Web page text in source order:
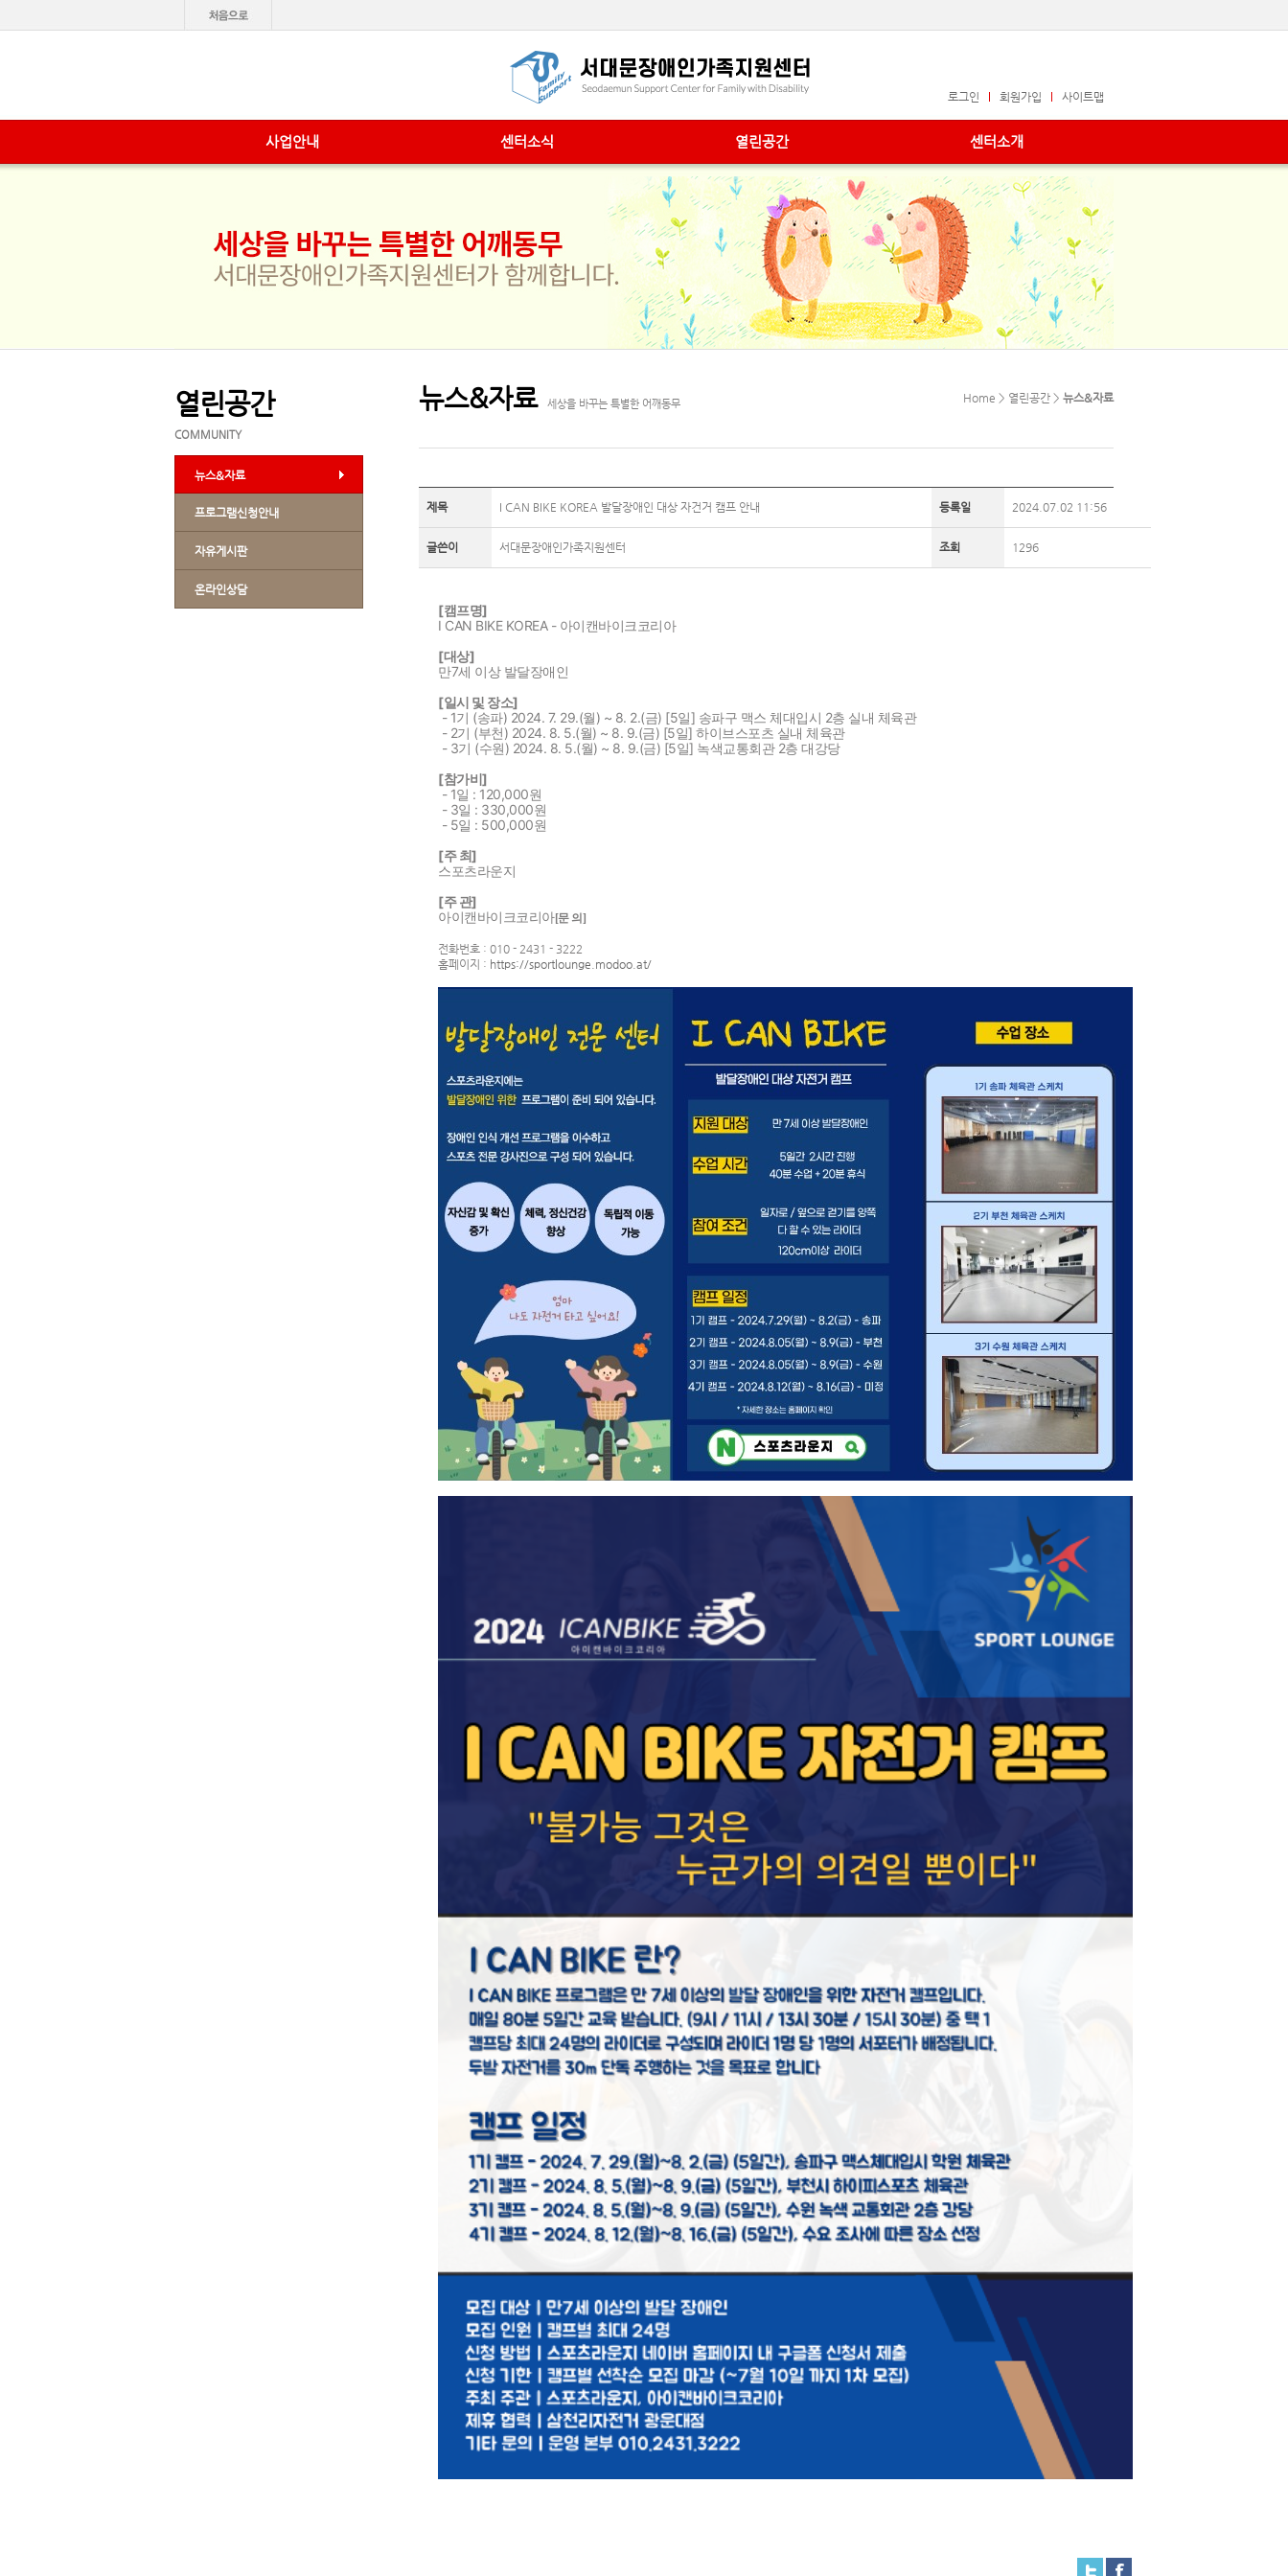
로그인 회원가입 사이트맵
사업안내 센터소식 열린공간 센터소개
열린공간
COMMUNITY
뉴스&자료
프로그램신청안내
자유게시판
온라인상담
뉴스&자료 세상을 바꾸는 특별한 어깨동무 Home > 열린공간 > 뉴스&자료
제목 I CAN BIKE KOREA 발달장애인 대상 자건거 캠프 안내 등록일 2024.07.02 11:56
글쓴이 서대문장애인가족지원센터 조회 1296
[캠프명]
I CAN BIKE KOREA - 아이캔바이크코리아
[대상]
만7세 이상 발달장애인
[일시 및 장소]
- 1기 (송파) 2024. 7. 29.(월) ~ 8. 2.(금) [5일] 송파구 맥스 체대입시 2층 실내 체육관
- 2기 (부천) 2024. 8. 5.(월) ~ 8. 9.(금) [5일] 하이브스포츠 실내 체육관
- 3기 (수원) 2024. 8. 5.(월) ~ 8. 9.(금) [5일] 녹색교통회관 2층 대강당
[참가비]
- 1일 : 120,000원
- 3일 : 330,000원
- 5일 : 500,000원
[주 최]
스포츠라운지
[주 관]
아이캔바이크코리아[문 의]
전화번호 : 010 - 2431 - 3222
홈페이지 : https://sportlounge.modoo.at/